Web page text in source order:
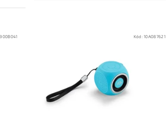
Kód:10A087621